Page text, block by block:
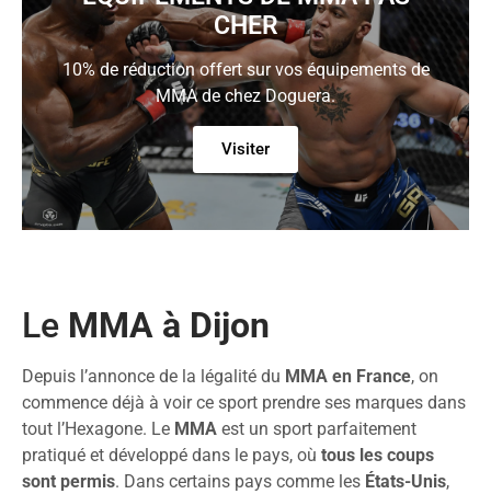
CHER
10% de réduction offert sur vos équipements de
MMA de chez Doguera.
Visiter
Le MMA à Dijon
Depuis l’annonce de la légalité du MMA en France, on
commence déjà à voir ce sport prendre ses marques dans
tout l’Hexagone. Le MMA est un sport parfaitement
pratiqué et développé dans le pays, où tous les coups
sont permis. Dans certains pays comme les États-Unis,